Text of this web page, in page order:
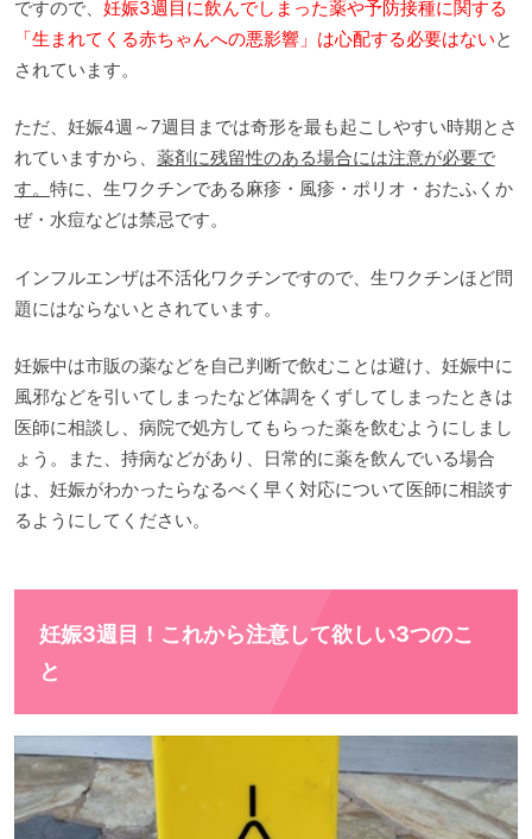
ですので、 妊娠3週目に飲んでしまった薬や予防接種に関する
「生まれてくる赤ちゃんへの悪影響」は心配する必要はないと
されています。
ただ、妊娠4週～7週目までは奇形を最も起こしやすい時期とさ
れていますから、 薬剤に残留性のある場合には注意が必要で
す。 特に、生ワクチンである麻疹・風疹・ポリオ・おたふくか
ぜ・水痘などは禁忌です。
インフルエンザは不活化ワクチンですので、生ワクチンほど問
題にはならないとされています。
妊娠中は市販の薬などを自己判断で飲むことは避け、妊娠中に
風邪などを引いてしまったなど体調をくずしてしまったときは
医師に相談し、病院で処方してもらった薬を飲むようにしまし
ょう。また、持病などがあり、日常的に薬を飲んでいる場合
は、妊娠がわかったらなるべく早く対応について医師に相談す
るようにしてください。
妊娠3週目！これから注意して欲しい3つのこ
と